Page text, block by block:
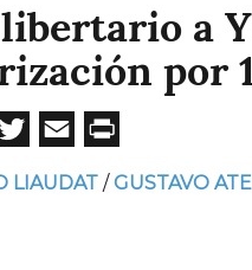
a
por
Twitter
Email
LIAUDAT GUSTAVO